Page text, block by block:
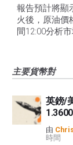
報告預計將顯
火後，原油價
間12:00分析
主要貨幣對
英鎊/
1.3600
由
時間